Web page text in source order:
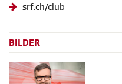
srf.ch/club
BILDER